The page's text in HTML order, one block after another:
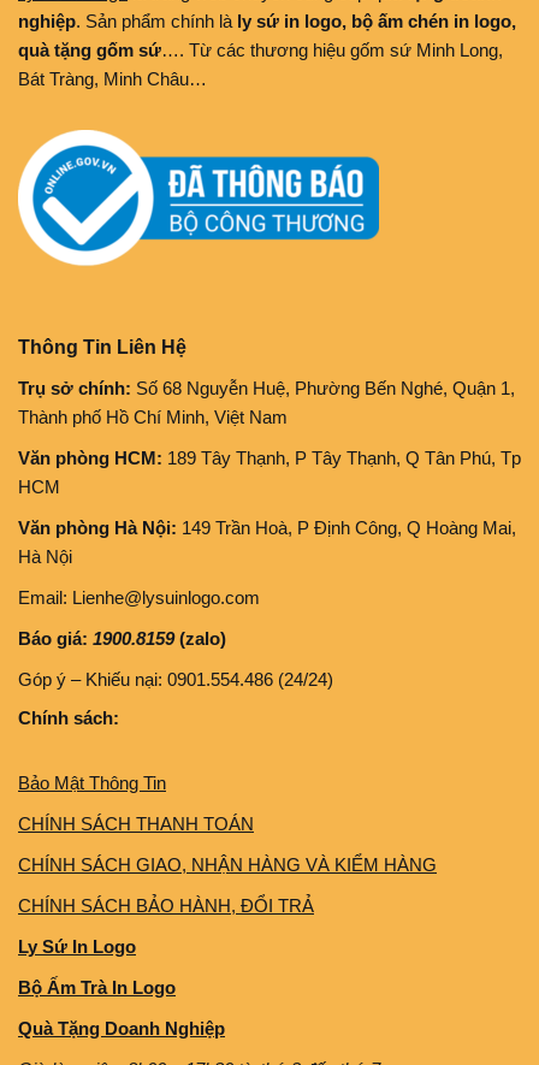
nghiệp. Sản phẩm chính là ly sứ in logo, bộ ấm chén in logo,
quà tặng gốm sứ…. Từ các thương hiệu gốm sứ Minh Long,
Bát Tràng, Minh Châu…
Thông Tin Liên Hệ
Trụ sở chính: Số 68 Nguyễn Huệ, Phường Bến Nghé, Quận 1,
Thành phố Hồ Chí Minh, Việt Nam
Văn phòng HCM: 189 Tây Thạnh, P Tây Thạnh, Q Tân Phú, Tp
HCM
Văn phòng Hà Nội: 149 Trần Hoà, P Định Công, Q Hoàng Mai,
Hà Nội
Email: Lienhe@lysuinlogo.com
Báo giá: 1900.8159(zalo)
Góp ý – Khiếu nại: 0901.554.486 (24/24)
Chính sách:
Bảo Mật Thông Tin
CHÍNH SÁCH THANH TOÁN
CHÍNH SÁCH GIAO, NHẬN HÀNG VÀ KIỂM HÀNG
CHÍNH SÁCH BẢO HÀNH, ĐỔI TRẢ
Ly Sứ In Logo
Bộ Ấm Trà In Logo
Quà Tặng Doanh Nghiệp